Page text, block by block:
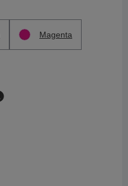
Magenta